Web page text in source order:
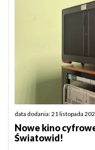
data dodania: 21 listopada
Nowe kino
Światowid!